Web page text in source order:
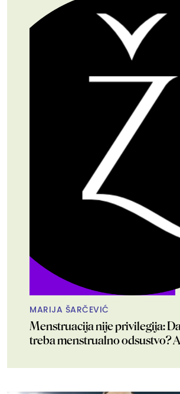
MARIJA ŠARČEVIĆ
Menstruacija nije privilegija:
treba menstrualno odsustvo?